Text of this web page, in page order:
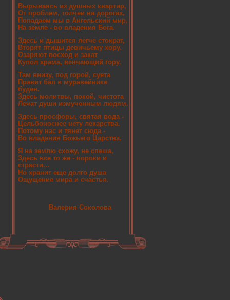
Вырываясь из душных квартир,
От проблем, толчеи на дорогах,
Попадаем мы в Ангельский мир,
На земле - во владения Бога.
Здесь и дышится легче стократ,
Вторят птицы девичьему хору.
Озаряют восход и закат
Купол храма, венчающий гору.
Там внизу, под горой, суета
Правит бал в муравейнике
буден.
Здесь молитвы, покой, чистота
Лечат души измученным людям.
Здесь просфоры, святая вода -
Цельбоноснее нету лекарства.
Потому нас и тянет сюда -
Во владения Божьего Царства.
Я на землю схожу, не спеша,
Здесь все то же - пороки и
страсти...
Но хранит еще долго душа
Ощущение мира и счастья.
Валерия Соколова